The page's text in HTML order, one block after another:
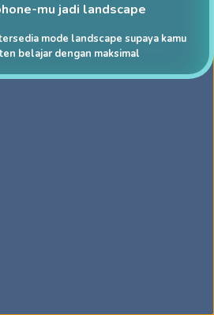
mu jadi landscape
mode landscape supaya kamu
belajar dengan maksimal